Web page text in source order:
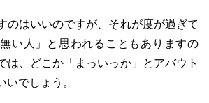
のはいいのですが、それが度が過ぎて
い人」と思われることもありますの
は、どこか「まっいっか」とアバウト
いでしょう。